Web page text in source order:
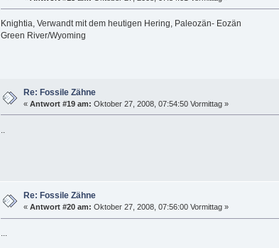
Knightia, Verwandt mit dem heutigen Hering, Paleozän- Eozän
Green River/Wyoming
Re: Fossile Zähne
« Antwort #19 am: Oktober 27, 2008, 07:54:50 Vormittag »
Re: Fossile Zähne
« Antwort #20 am: Oktober 27, 2008, 07:56:00 Vormittag »
...